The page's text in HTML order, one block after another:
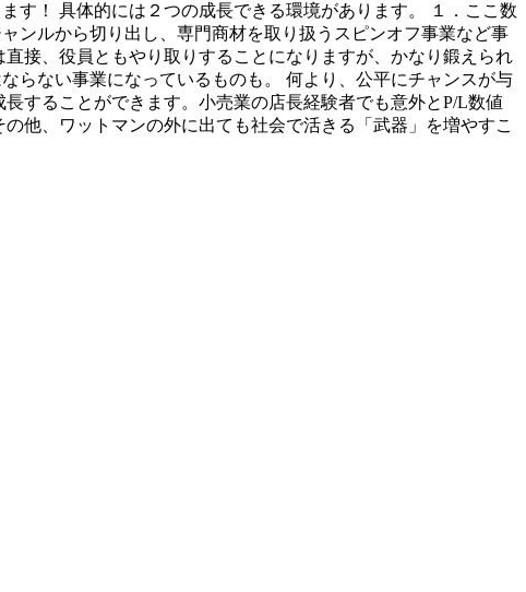
す！
具体的には２つの成長できる環境があります。
１．ここ数
ンルから切り出し、専門商材を取り扱うスピンオフ事業など事
直接、役員ともやり取りすることになりますが、かなり鍛えられ
らない事業になっているものも。
何より、公平にチャンスが与
することができます。小売業の店長経験者でも意外とP/L数値
他、ワットマンの外に出ても社会で活きる「武器」を増やすこ